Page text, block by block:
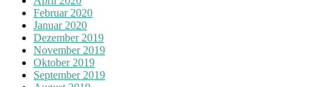
Februar 2020
Januar 2020
Dezember 2019
November 2019
Oktober 2019
September 2019